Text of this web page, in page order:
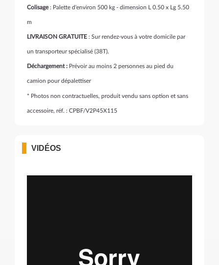
Colisage: Palette d'environ 500 kg - dimension L 0.50 x Lg 5.50
m
LIVRAISON GRATUITE : Sur rendez-vous à votre domicile par
un transporteur spécialisé (38T).
Déchargement : Prévoir au moins 2 personnes au pied du
camion pour dépalettiser
* Photos non contractuelles, produit vendu sans option et sans
accessoire, réf. : CPBF/V2P45X115
VIDÉOS